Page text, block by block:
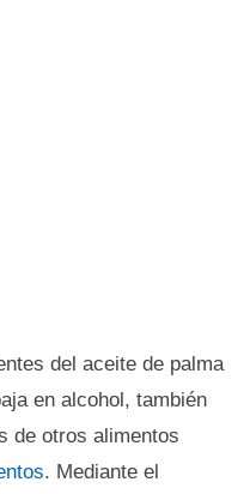
del aceite de palma
en alcohol, también
de otros alimentos
. Mediante el